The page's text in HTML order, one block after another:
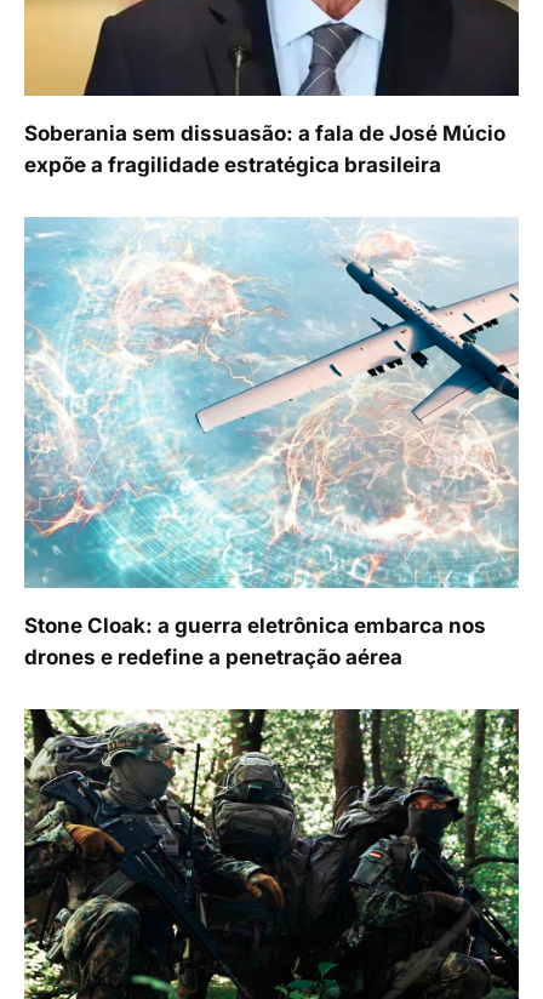
Soberania sem dissuasão: a fala de José Múcio
expõe a fragilidade estratégica brasileira
Stone Cloak: a guerra eletrônica embarca nos
drones e redefine a penetração aérea